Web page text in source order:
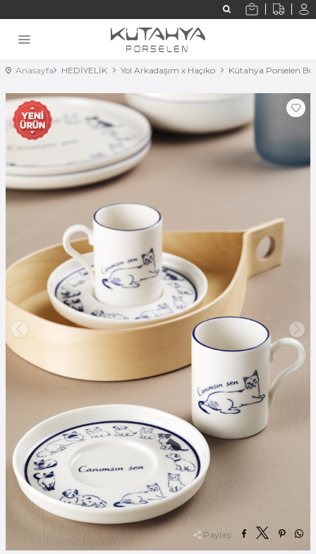
Anasayfa HEDİYELİK Yol Arkadaşım x Haçiko Kütahya Porselen
Paylaş: